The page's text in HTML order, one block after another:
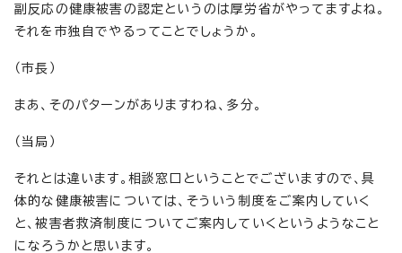
副反応の健康被害の認定というのは厚労省がやってますよね。
それを市独自でやるってことでしょうか。
（市長）
まあ、そのパターンがありますわね、多分。
（当局）
それとは違います。相談窓口ということでございますので、具
体的な健康被害については、そういう制度をご案内していく
と、被害者救済制度についてご案内していくというようなこと
になろうかと思います。